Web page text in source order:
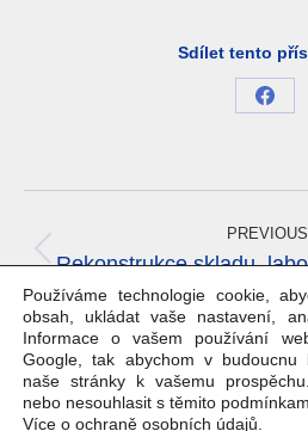
Sdílet tento
Share
navigation
PREVIOUS
Rekonstrukce skladu,
NEXT
Dostavba tělocvičny ve
Používáme technologie cookie,
obsah, ukládat vaše nastavení,
Informace o vašem používání
Google, tak abychom v budoucnu
naše stránky k vašemu
nebo nesouhlasit s těmito
Více o ochraně osobních údajů